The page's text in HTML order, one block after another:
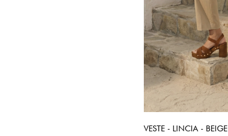
VESTE - LINCIA - BEIGE